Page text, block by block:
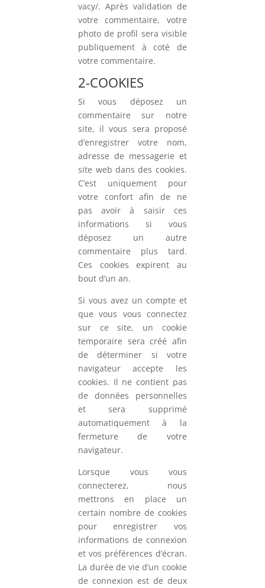
vacy/. Après validation de
votre commentaire, votre
photo de profil sera visible
publiquement à coté de
votre commentaire.
2-COOKIES
Si vous déposez un
commentaire sur notre
site, il vous sera proposé
d’enregistrer votre nom,
adresse de messagerie et
site web dans des cookies.
C’est uniquement pour
votre confort afin de ne
pas avoir à saisir ces
informations si vous
déposez un autre
commentaire plus tard.
Ces cookies expirent au
bout d’un an.
Si vous avez un compte et
que vous vous connectez
sur ce site, un cookie
temporaire sera créé afin
de déterminer si votre
navigateur accepte les
cookies. Il ne contient pas
de données personnelles
et sera supprimé
automatiquement à la
fermeture de votre
navigateur.
Lorsque vous vous
connecterez, nous
mettrons en place un
certain nombre de cookies
pour enregistrer vos
informations de connexion
et vos préférences d’écran.
La durée de vie d’un cookie
de connexion est de deux